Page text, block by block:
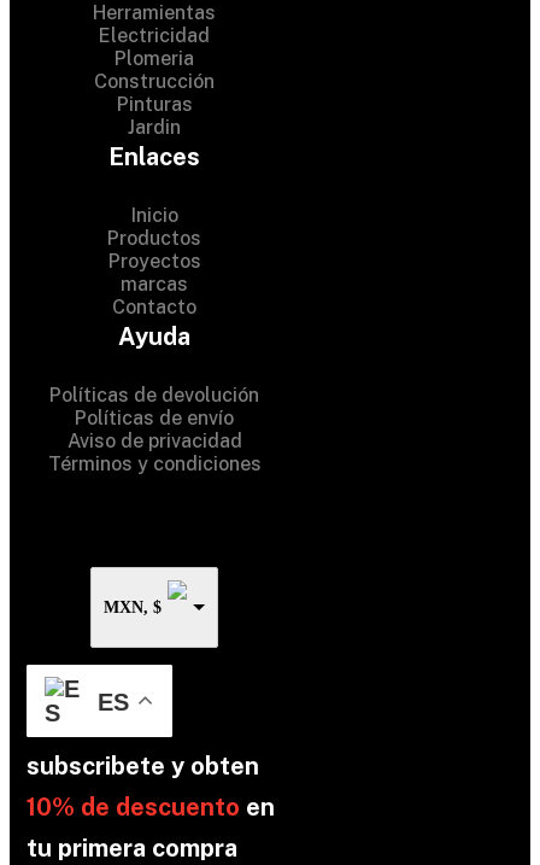
Herramientas
Electricidad
Plomeria
Construcción
Pinturas
Jardin
Enlaces
Inicio
Productos
Proyectos
marcas
Contacto
Ayuda
Políticas de devolución
Políticas de envío
Aviso de privacidad
Términos y condiciones
MXN, $
ES
subscribete y obten
10% de descuento en
tu primera compra